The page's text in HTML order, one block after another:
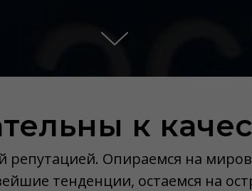
к
Опираемся на
тенденции, остаемся на